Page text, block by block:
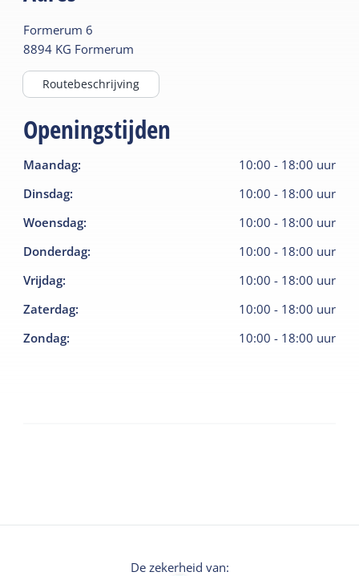
Formerum 6
8894 KG Formerum
Routebeschrijving
Openingstijden
Maandag: 10:00 - 18:00 uur
Dinsdag: 10:00 - 18:00 uur
Woensdag: 10:00 - 18:00 uur
Donderdag: 10:00 - 18:00 uur
Vrijdag: 10:00 - 18:00 uur
Zaterdag: 10:00 - 18:00 uur
Zondag: 10:00 - 18:00 uur
De zekerheid van: